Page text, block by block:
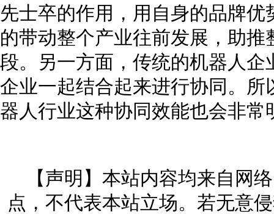
先士卒的作用，用自身的品牌
的带动整个产业往前发展，助
段。另一方面，传统的机器人
企业一起结合起来进行协同。
器人行业这种协同效能也会非常
【声明】本站内容均来自网
点，不代表本站立场。若无意